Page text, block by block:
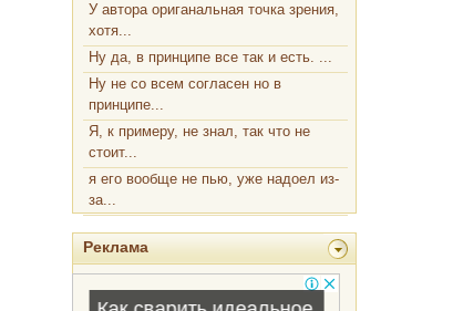
У автора ориганальная точка зрения,
хотя...
Ну да, в принципе все так и есть. ...
Ну не со всем согласен но в
принципе...
Я, к примеру, не знал, так что не
стоит...
я его вообще не пью, уже надоел из-
за...
Реклама